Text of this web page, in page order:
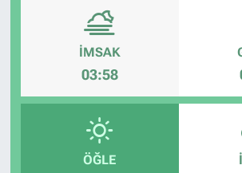
İMSAK
03:58
ÖĞLE